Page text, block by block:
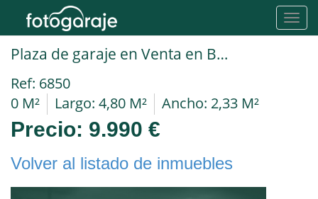
Plaza de garaje en Venta en Badalona en LLEFIA Avinguda Amèrica
Ref: 6850
0 M²
Largo: 4,80 M² Ancho: 2,33 M²
Precio: 9.990 €
Volver al listado de inmuebles